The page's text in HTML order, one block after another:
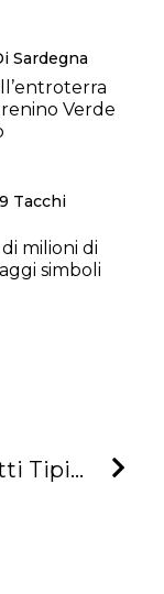
Sardegna
Verde
Tacchi
milioni di
simboli
I Prodotti Tipici Dell’Ogliastra